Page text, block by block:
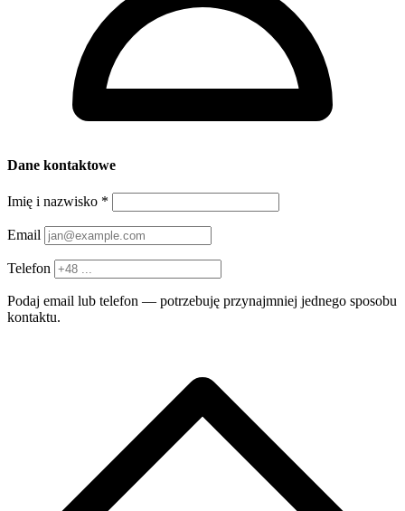
Dane kontaktowe
Imię i nazwisko *
Email
Telefon
Podaj email lub telefon — potrzebuję przynajmniej jednego sposobu
kontaktu.